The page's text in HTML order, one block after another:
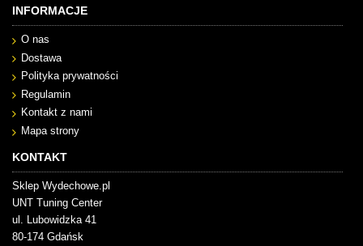
INFORMACJE
O nas
Dostawa
Polityka prywatności
Regulamin
Kontakt z nami
Mapa strony
KONTAKT
Sklep Wydechowe.pl
UNT Tuning Center
ul. Lubowidzka 41
80-174 Gdańsk